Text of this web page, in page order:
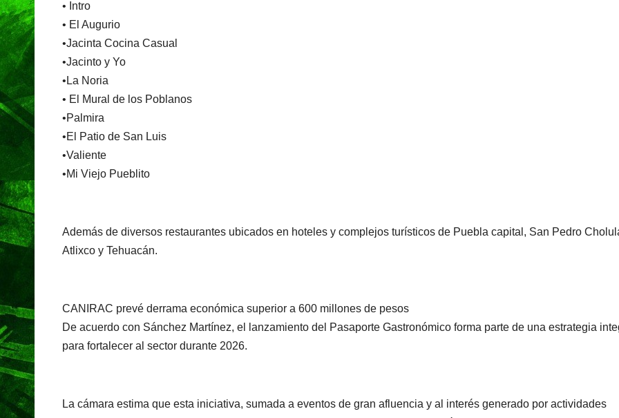
• Intro
• El Augurio
•Jacinta Cocina Casual
•Jacinto y Yo
•La Noria
• El Mural de los Poblanos
•Palmira
•El Patio de San Luis
•Valiente
•Mi Viejo Pueblito
Además de diversos restaurantes ubicados en hoteles y complejos turísticos de Puebla capital, San Pedro
Atlixco y Tehuacán.
CANIRAC prevé derrama económica superior a 600 millones de pesos
De acuerdo con Sánchez Martínez, el lanzamiento del Pasaporte Gastronómico forma parte de una estrategia
para fortalecer al sector durante 2026.
La cámara estima que esta iniciativa, sumada a eventos de gran afluencia y al interés generado por actividades
sigue
la
Puebla se
Aún no